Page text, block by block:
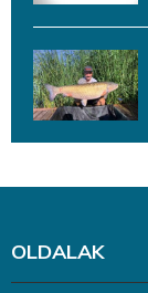
OLDALAK